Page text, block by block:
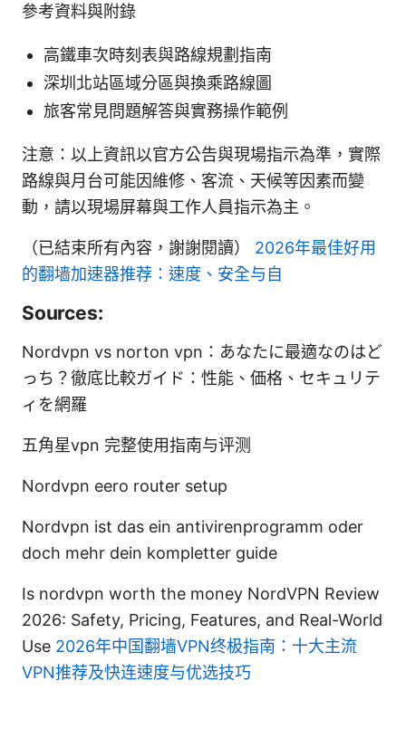
參考資料與附錄
高鐵車次時刻表與路線規劃指南
深圳北站區域分區與換乘路線圖
旅客常見問題解答與實務操作範例
注意：以上資訊以官方公告與現場指示為準，實際
路線與月台可能因維修、客流、天候等因素而變
動，請以現場屏幕與工作人員指示為主。
（已結束所有內容，謝謝閱讀） 2026年最佳好用
的翻墙加速器推荐：速度、安全与自
Sources:
Nordvpn vs norton vpn：あなたに最適なのはど
っち？徹底比較ガイド：性能、価格、セキュリテ
ィを網羅
五角星vpn 完整使用指南与评测
Nordvpn eero router setup
Nordvpn ist das ein antivirenprogramm oder
doch mehr dein kompletter guide
Is nordvpn worth the money NordVPN Review
2026: Safety, Pricing, Features, and Real-World
Use 2026年中国翻墙VPN终极指南：十大主流
VPN推荐及快连速度与优选技巧